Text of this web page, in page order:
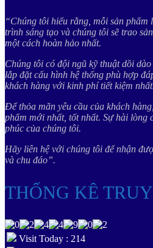
“Chúng tôi hiểu rằng, mỗi sản phẩm
trình sáng tạo và chúng tôi sẽ trao
một cách hoàn hảo nhất.
Chúng tôi có đội ngũ kỹ thuật dồi
lắp đặt cấu hình hệ thống phù hợp
khách hàng với kinh phí tiết kiệm
Để thỏa mãn yêu cầu của khách
phẩm mới nhất, tốt nhất. Sự hài lòng
phúc của chúng tôi.
Hãy liên hệ với chúng tôi để nhận
và chu đáo”.
THỐNG KÊ
Visit Today : 214